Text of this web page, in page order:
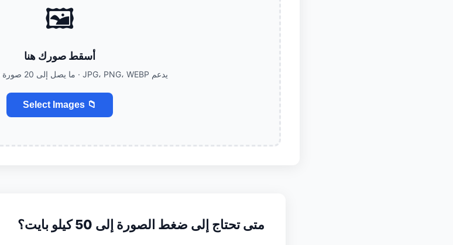
🖼️
أسقط صورك هنا
يدعم JPG، PNG، WEBP · ما يصل إلى 20 صورة في وقت واحد
📁 Select Images
متى تحتاج إلى ضغط الصورة إلى 50 كيلو بايت؟